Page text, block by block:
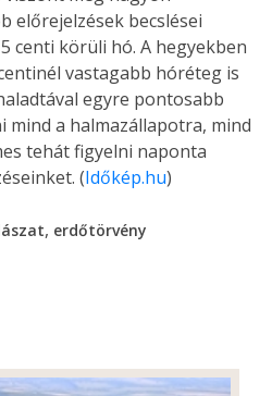
előrejelzések becslései
centi körüli hó. A hegyekben
vastagabb hóréteg is
egyre pontosabb
mind a halmazállapotra, mind
tehát figyelni naponta
(Időkép.hu)
, erdőtörvény